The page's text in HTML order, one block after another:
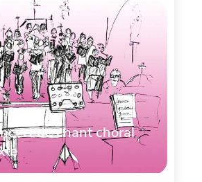
de chant choral